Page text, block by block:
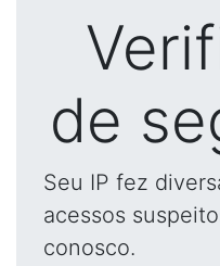
de
Seu IP fez
acessos
conosco.